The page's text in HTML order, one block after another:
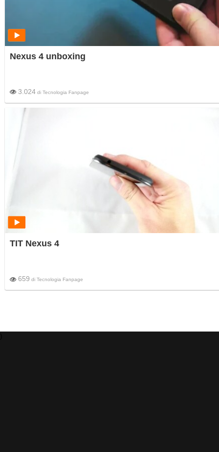
Nexus 4 unboxing
3.024 di Tecnologia Fanpage
TIT Nexus 4
659 di Tecnologia Fanpage